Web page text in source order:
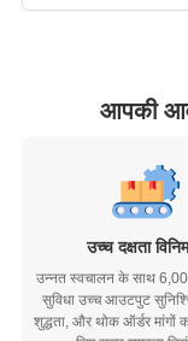
आपकी
उच्च दक्षता
उन्नत स्वचालन के साथ
सुविधा उच्च आउटपुट
शुद्धता, और थोक ऑर्डर मांगों